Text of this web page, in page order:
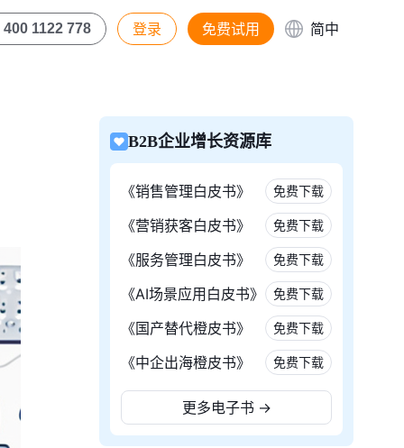
400 1122 778 登录 免费试用 简中
B2B企业增长资源库
《销售管理白皮书》 免费下载
《营销获客白皮书》 免费下载
《服务管理白皮书》 免费下载
《AI场景应用白皮书》 免费下载
《国产替代橙皮书》 免费下载
《中企出海橙皮书》 免费下载
更多电子书 →